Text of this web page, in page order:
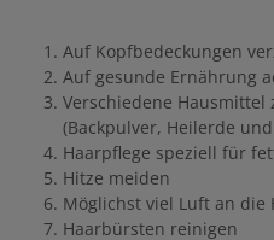
Auf Kopfbedeckungen
Auf gesunde Ernährung
Verschiedene Hausmittel
(Backpulver, Heilerde und
Haarpflege speziell für
Hitze meiden
Möglichst viel Luft an die
Haarbürsten reinigen